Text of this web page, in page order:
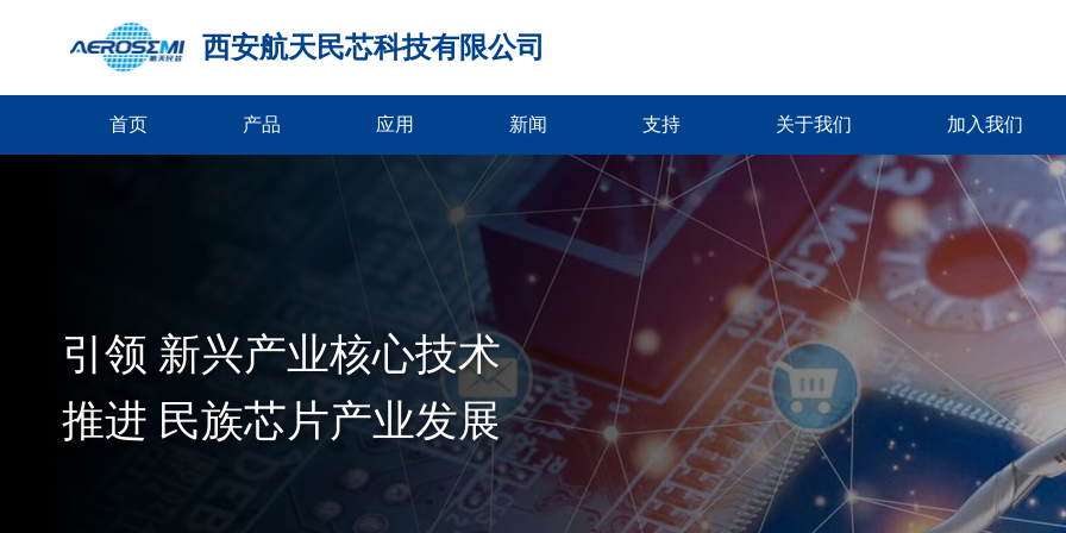
西安航天民芯科技有限公司
首页 产品 应用 新闻 支持 关于我们 加入我们
引领 新兴产业核心技术
推进 民族芯片产业发展